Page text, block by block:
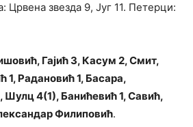
звезда 9, Југ 11. Петерци:
Гајић 3, Касум 2, Смит,
Радановић 1, Басара,
Шулц 4(1), Банићевић 1, Савић,
Филиповић.